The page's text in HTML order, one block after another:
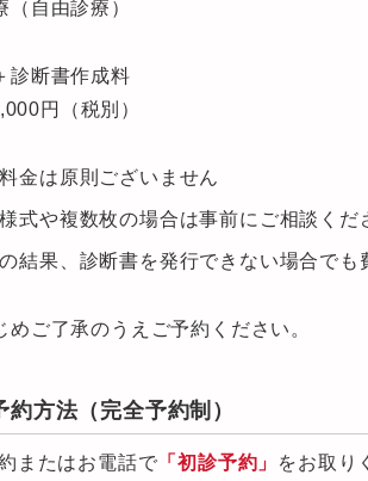
（自由診療）
診断書作成料
円（税別）
金は原則ございません
式や複数枚の場合は事前にご相談くだ
結果、診断書を発行できない場合でも
めご了承のうえご予約ください。
約方法（完全予約制）
またはお電話で 「初診予約」
をお取り